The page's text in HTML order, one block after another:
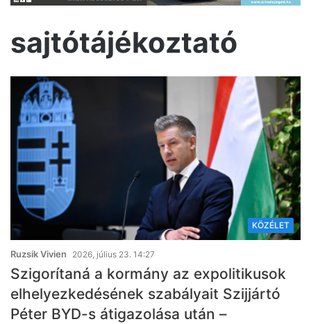
sajtótájékoztató
KÖZÉLET
Ruzsik Vivien 2026, július 23. 14:27
Szigorítaná a kormány az expolitikusok
elhelyezkedésének szabályait Szijjártó
Péter BYD-s átigazolása után –